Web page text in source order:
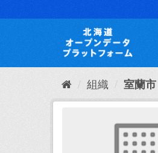
キ
て
組織 室蘭市